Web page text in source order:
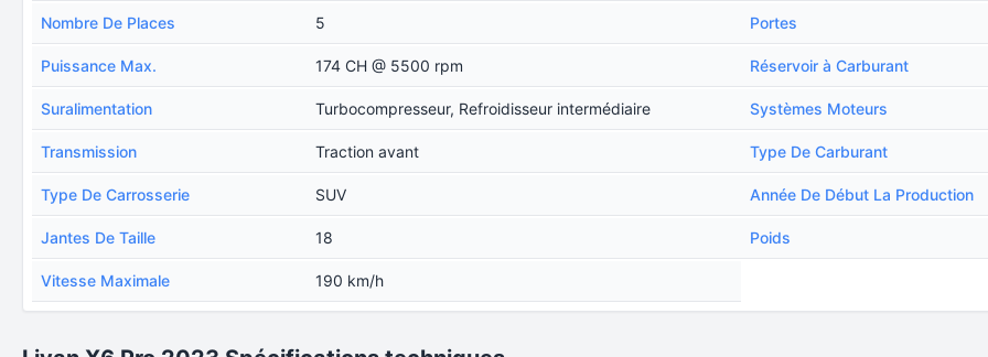
Nombre De Places 5 Portes
Puissance Max. 174 CH @ 5500 rpm Réservoir à Carburant
Suralimentation Turbocompresseur, Refroidisseur intermédiaire Systèmes Moteurs
Transmission Traction avant Type De Carburant
Type De Carrosserie SUV Année De Début La Production
Jantes De Taille 18 Poids
Vitesse Maximale 190 km/h